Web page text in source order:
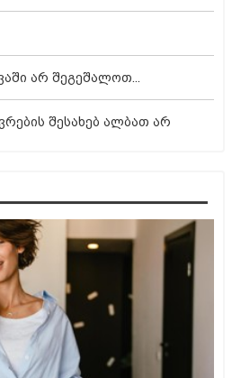
არ შეგეშალოთ...
შესახებ ალბათ არ